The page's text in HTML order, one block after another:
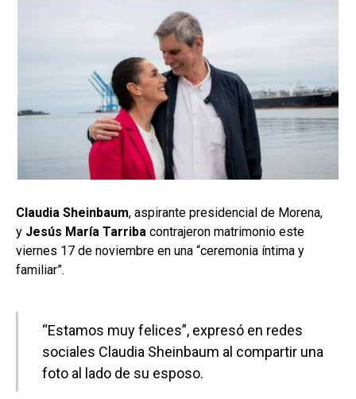
Claudia Sheinbaum, aspirante presidencial de Morena,
y Jesús María Tarriba contrajeron matrimonio este
viernes 17 de noviembre en una “ceremonia íntima y
familiar”.
“Estamos muy felices”, expresó en redes
sociales Claudia Sheinbaum al compartir una
foto al lado de su esposo.